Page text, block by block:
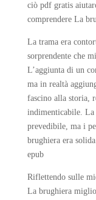
ciò pdf gratis
comprendere La
La trama era
sorprendente che
L’aggiunta di un
ma in realtà
fascino alla storia,
indimenticabile. La
prevedibile, ma i
brughiera era
epub
Riflettendo sulle
La brughiera